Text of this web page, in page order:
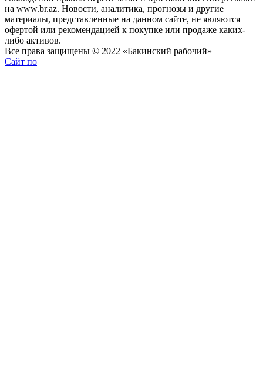
на www.br.az. Новости, аналитика, прогнозы и другие
материалы, представленные на данном сайте, не являются
офертой или рекомендацией к покупке или продаже каких-
либо активов.
Все права защищены © 2022 «Бакинский рабочий»
Сайт по